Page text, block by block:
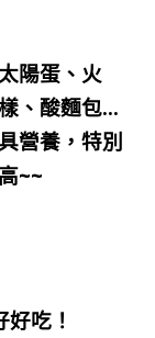
陽蛋、火
、酸麵包…
營養，特別
~~
吃！